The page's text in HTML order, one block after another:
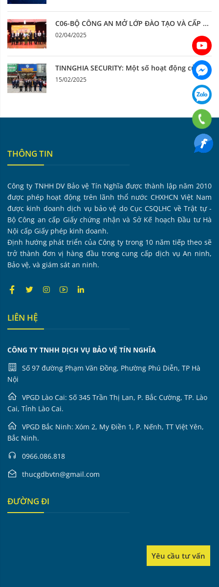
C06-BỘ CÔNG AN MỞ LỚP ĐÀO TẠO VÀ CẤP ...
02/04/2025
TINNGHIA SECURITY: Một số hoạt động của ...
15/02/2025
THÔNG TIN
Công ty TNHH DV Bảo vệ Tín Nghĩa được thành lập năm 2010
được phép hoạt động trên lãnh thổ nước CHXHCN Việt Nam
được kinh doanh dịch vụ bảo vệ do Cục CSQLHC về Trật tự -
Bộ Công an cấp Giấy chứng nhận và Sở Kế hoạch Đầu tư Hà
Nội cấp Giấy phép kinh doanh.
Định hướng phát triển của Công ty trong 10 năm tiếp theo sẽ
trở thành đơn vị hàng đầu trong cung cấp dịch vụ An ninh,
Bảo vệ, và giám sát an ninh.
LIÊN HỆ
CÔNG TY TNHH DỊCH VỤ BẢO VỆ TÍN NGHĨA
Số 97 đường Phạm Văn Đồng, Phường Phú Diễn, TP Hà
Nội
VPGD Lào Cai: Số 345 Trần Thị Lan, P. Bắc Cường, TP. Lào
Cai, Tỉnh Lào Cai.
VPGD Bắc Ninh: Xóm 2, My Điền 1, P. Nếnh, TT Việt Yên,
Bắc Ninh.
0966.086.818
thucgdbvtn@gmail.com
ĐƯỜNG ĐI
Yêu cầu tư vấn